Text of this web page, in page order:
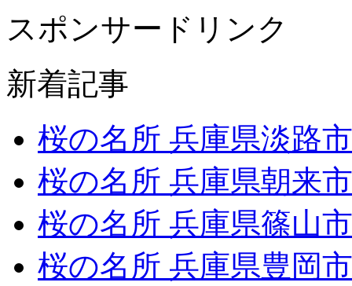
スポンサードリンク
新着記事
桜の名所 兵庫県淡路市
桜の名所 兵庫県朝来市
桜の名所 兵庫県篠山市
桜の名所 兵庫県豊岡市